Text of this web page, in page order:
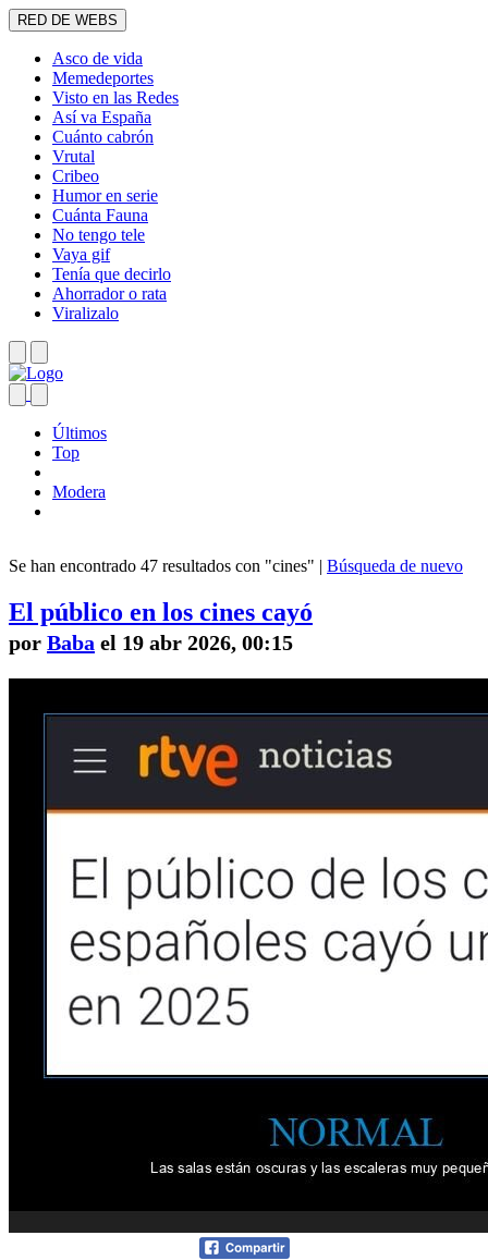
RED DE WEBS
Asco de vida
Memedeportes
Visto en las Redes
Así va España
Cuánto cabrón
Vrutal
Cribeo
Humor en serie
Cuánta Fauna
No tengo tele
Vaya gif
Tenía que decirlo
Ahorrador o rata
Viralizalo
Últimos
Top
Modera
Se han encontrado 47 resultados con "cines" | Búsqueda de nuevo
El público en los cines cayó
por Baba el 19 abr 2026, 00:15